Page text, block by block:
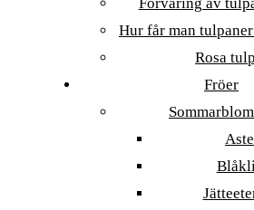
Hur får man
Rosa
Fröer